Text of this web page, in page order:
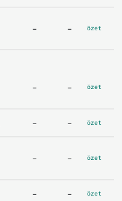
- - özet
- - özet
- - özet
- - özet
- - özet